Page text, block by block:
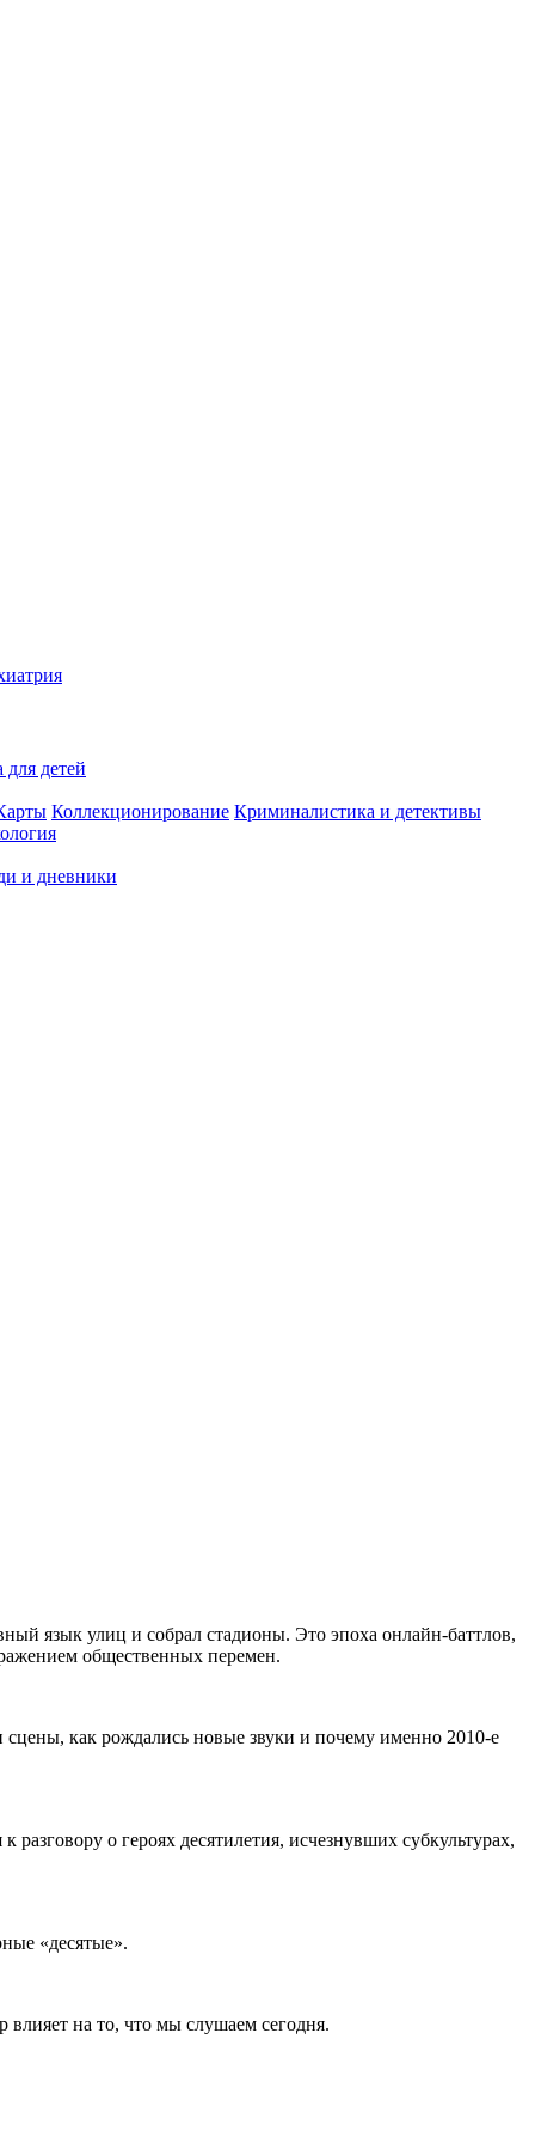
для детей
Коллекционирование Криминалистика и детективы
и дневники
язык улиц и собрал стадионы. Это эпоха онлайн-баттлов,
общественных перемен.
как рождались новые звуки и почему именно 2010-е
о героях десятилетия, исчезнувших субкультурах,
«десятые».
на то, что мы слушаем сегодня.